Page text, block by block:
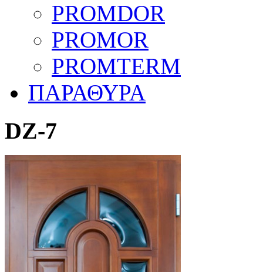
PROMDOR
PROMOR
PROMTERM
ΠΑΡΑΘΥΡΑ
DZ-7